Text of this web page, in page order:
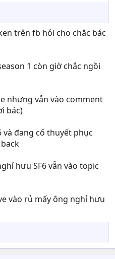
trên fb hỏi cho chắc bác
1 còn giờ chắc ngồi
nhưng vẫn vào comment
bác)
và đang cố thuyết phục
hưu SF6 vẫn vào topic
vào rủ mấy ông nghỉ hưu